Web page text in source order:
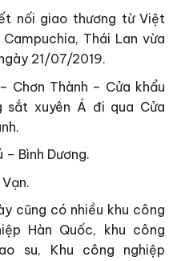
nối giao thương từ Việt
Thái Lan vừa
21/07/2019.
Chơn Thành – Cửa khẩu
sắt xuyên Á đi qua Cửa
Bình Dương.
cũng có nhiều khu công
Hàn Quốc, khu công
su, Khu công nghiệp